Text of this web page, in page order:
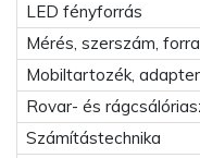
LED fényforrás
Mérés, szerszám,
Mobiltartozék, adapter
Rovar- és
Számítástechnika